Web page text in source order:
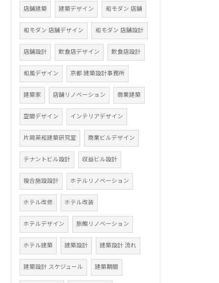
店舗建築 建築デザイン 和モダン 店舗
和モダン 店舗デザイン 和モダン 店舗設計
店舗設計 飲食店デザイン 飲食店設計
和風デザイン 京都 建築設計事務所
建築家 店舗リノベーション 商業建築
空間デザイン インテリアデザイン
片岡英和建築研究室 商業ビルデザイン
テナントビル設計 収益ビル設計
複合施設設計 ホテルリノベーション
ホテル改修 ホテル改装
ホテルデザイン 旅館リノベーション
ホテル建築 建築設計 建築設計 流れ
建築設計 スケジュール 建築期間